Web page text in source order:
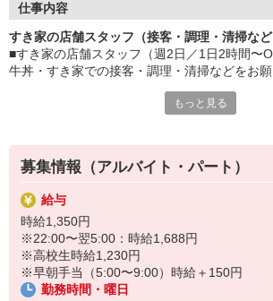
■髪型・髪色自由
■給与前払い可
急な出費も安心♪
■社員登用あり
将来を考えている方は必見です。
与兵衛、オリーブの丘、焼肉いちばんなど
ョーグループ！
その中のひとつ『すき家』でお仕事しません
仕事内容
すき家の店舗スタッフ（接客・調理・清掃など
■すき家の店舗スタッフ（週2日／1日2時間〜
牛丼・すき家での接客・調理・清掃などをお願
あなたの笑顔で！
すばやく提供！
他にも、食材の調整や金銭管理、新しく入社
様々なお仕事があります。
セルフオーダー、セルフ会計で、現金の受け
せん。※一部店舗を除く
取り間違いもなく安心でスムーズ♪
もっと見る
募集情報（アルバイト・パート）
給与
時給1,350円
※22:00〜翌5:00：時給1,688円
※高校生時給1,230円
※早朝手当（5:00〜9:00）時給＋150円
勤務時間・曜日